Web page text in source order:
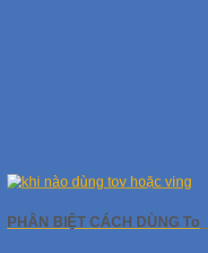
PHÂN BIỆT CÁCH DÙNG